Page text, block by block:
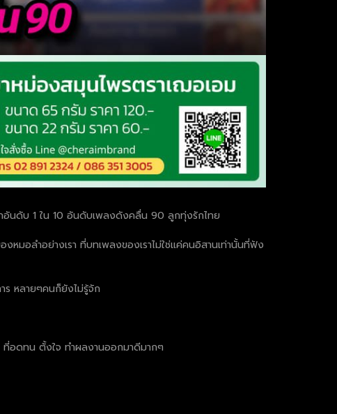
อันดับ 1 ใน 10 อันดับเพลงดังคลื่น 90 ลูกทุ่งรักไทย
หมอลำอย่างเรา ที่บทเพลงของเราไม่ใช่แค่คนอิสานเท่านั้นที่ฟัง
ร หลายๆคนก็ยังไม่รู้จัก
อดทน ตั้งใจ ทำผลงานออกมาดีมากๆ